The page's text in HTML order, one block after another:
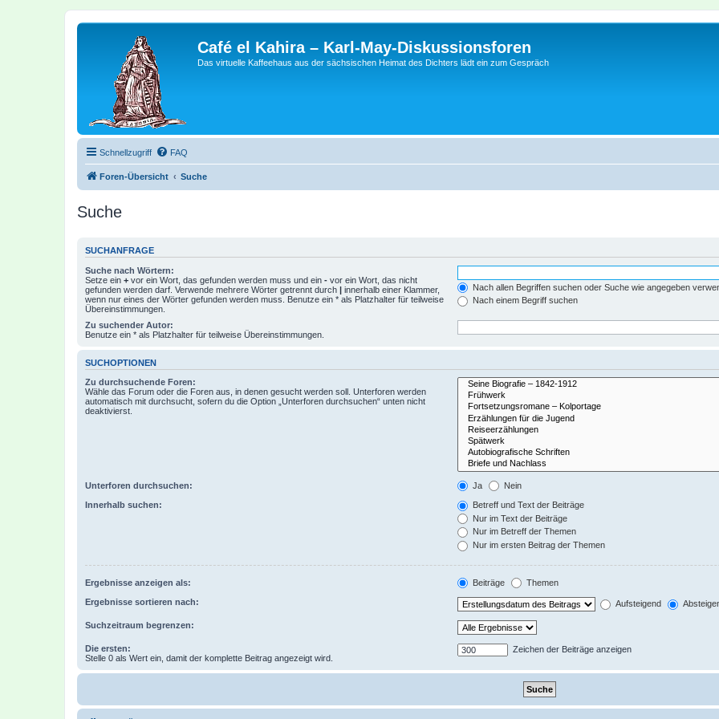
Café el Kahira – Karl-May-Diskussionsforen
Das virtuelle Kaffeehaus aus der sächsischen Heimat des Dichters lädt ein zum Gespräch
Schnellzugriff FAQ
Foren-Übersicht Suche
Suche
SUCHANFRAGE
Suche nach Wörtern:
Setze ein + vor ein Wort, das gefunden werden muss und ein - vor ein Wort, das nicht
gefunden werden darf. Verwende mehrere Wörter getrennt durch | innerhalb einer Klammer,
wenn nur eines der Wörter gefunden werden muss. Benutze ein * als Platzhalter für teilweise
Übereinstimmungen.
Nach allen Begriffen suchen oder Suche wie angegeben
Nach einem Begriff suchen
Zu suchender Autor:
Benutze ein * als Platzhalter für teilweise Übereinstimmungen.
SUCHOPTIONEN
Zu durchsuchende Foren:
Wähle das Forum oder die Foren aus, in denen gesucht werden soll. Unterforen werden
automatisch mit durchsucht, sofern du die Option „Unterforen durchsuchen“ unten nicht
deaktivierst.
Unterforen durchsuchen: Ja Nein
Innerhalb suchen:
Betreff und Text der Beiträge
Nur im Text der Beiträge
Nur im Betreff der Themen
Nur im ersten Beitrag der Themen
Ergebnisse anzeigen als: Beiträge Themen
Ergebnisse sortieren nach: Aufsteigend
Suchzeitraum begrenzen:
Die ersten:
Stelle 0 als Wert ein, damit der komplette Beitrag angezeigt wird.
Zeichen der Beiträge anzeigen